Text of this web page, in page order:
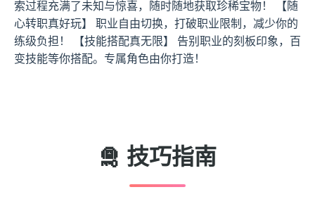
索过程充满了未知与惊喜，随时随地获取珍稀宝物！ 【随
心转职真好玩】 职业自由切换，打破职业限制，减少你的
练级负担！ 【技能搭配真无限】 告别职业的刻板印象，百
变技能等你搭配。专属角色由你打造！
🛅 技巧指南